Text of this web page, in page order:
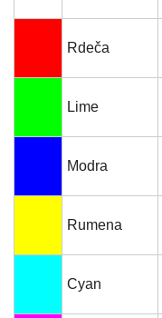
Rdeča
Lime
Modra
Rumena
Cyan